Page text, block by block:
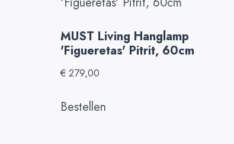
MUST Living Hanglamp
'Figueretas' Pitrit, 60cm
€ 279,00
Bestellen